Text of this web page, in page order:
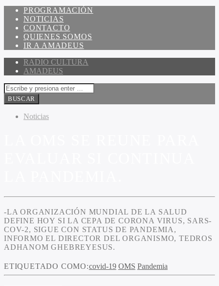
PROGRAMACIÓN
NOTICIAS
CONTACTO
QUIENES SOMOS
IR A AMADEUS
RADIO CULTURA
AMADEUS
Noticias
-LA ORGANIZACIÓN MUNDIAL DE LA SALUD
DEFINE HOY SI LA CEPA DE CORONA VIRUS, SARS-
COV-2, SIGUE CON STATUS DE PANDEMIA,
INFORMO EL DIRECTOR DEL ORGANISMO, TEDROS
ADHANOM GHEBREYESUS.
ETIQUETADO COMO:covid-19 OMS Pandemia